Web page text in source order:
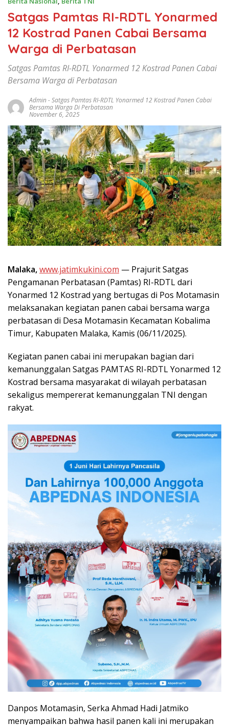
Satgas Pamtas RI-RDTL Yonarmed
12 Kostrad Panen Cabai Bersama
Warga di Perbatasan
Satgas Pamtas RI-RDTL Yonarmed 12 Kostrad Panen Cabai
Bersama Warga di Perbatasan
Admin-Satgas Pamtas RI-RDTL Yonarmed 12 Kostrad Panen Cabai
Bersama Warga Di Perbatasan
November 6, 2025
Malaka,www.jatimkukini.com — Prajurit Satgas
Pengamanan Perbatasan (Pamtas) RI-RDTL dari
Yonarmed 12 Kostrad yang bertugas di Pos Motamasin
melaksanakan kegiatan panen cabai bersama warga
perbatasan di Desa Motamasin Kecamatan Kobalima
Timur, Kabupaten Malaka, Kamis (06/11/2025).
Kegiatan panen cabai ini merupakan bagian dari
kemanunggalan Satgas PAMTAS RI-RDTL Yonarmed 12
Kostrad bersama masyarakat di wilayah perbatasan
sekaligus mempererat kemanunggalan TNI dengan
rakyat.
Danpos Motamasin, Serka Ahmad Hadi Jatmiko
menyampaikan bahwa hasil panen kali ini merupakan